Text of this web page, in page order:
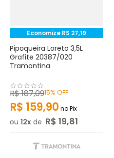
Economize R$ 27,19
Pipoqueira Loreto 3,5L
Grafite 20387/020
Tramontina
☆☆☆☆☆
R$187,0915% OFF
R$ 159,90 no Pix
ou 12 de R$ 19,81